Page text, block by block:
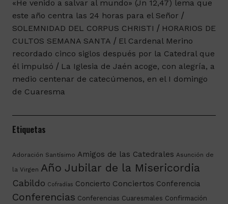
«He venido a salvar al mundo» (Jn 12,47) lema que
este año centra las 24 horas para el Señor
SOLEMNIDAD DEL CORPUS CHRISTI
HORARIOS DE
CULTOS SEMANA SANTA
El Cardenal Merino
recordado cinco siglos después por la Catedral que
él impulsó
La Iglesia de Jaén acoge, con alegría, a
medio centenar de catecúmenos, en el I domingo
de Cuaresma
Etiquetas
Adoración Santísimo Amigos de las Catedrales Asunción de
la Virgen Año Jubilar de la Misericordia
Cabildo Cofradías Concierto Conciertos Conferencia
Conferencias Conferencias Cuaresmales Confirmación